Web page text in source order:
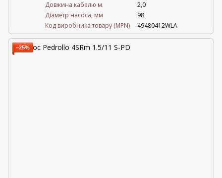
Довжина кабелю м.
2,0
Діаметр насоса, мм
98
Код виробника товару (MPN)
49480412WLA
−25%